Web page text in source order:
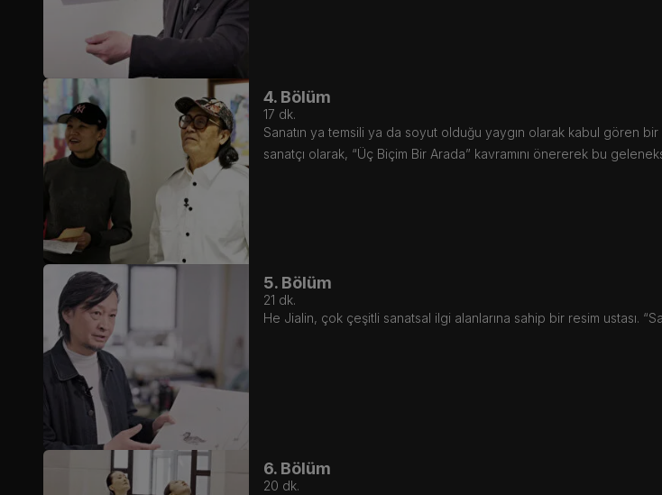
4. Bölüm
17 dk.
Sanatın ya temsili ya da soyut olduğu yaygın olarak kabul gören bir
sanatçı olarak, “Üç Biçim Bir Arada” kavramını önererek bu
5. Bölüm
21 dk.
He Jialin, çok çeşitli sanatsal ilgi alanlarına sahip bir resim ustası.
6. Bölüm
20 dk.